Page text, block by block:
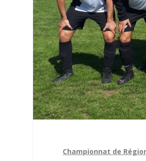
Championnat de